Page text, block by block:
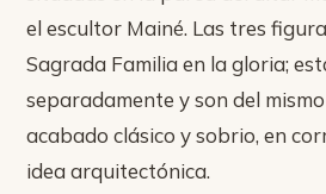
el escultor Mainé. Las tres
Sagrada Familia en la gloria;
separadamente y son del
acabado clásico y sobrio, en
idea arquitectónica.